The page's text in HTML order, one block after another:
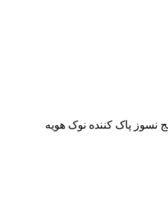
نسوز پاک کننده نوک هویه